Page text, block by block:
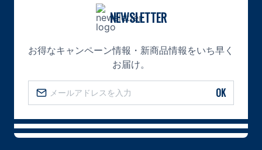
NEWSLETTER
お得なキャンペーン情報・新商品情報をいち早く
お届け。
OK